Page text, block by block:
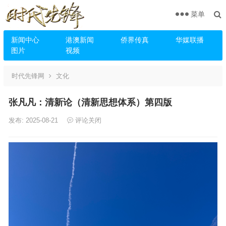
新闻中心 港澳新闻 侨界传真
华媒联播
图片
视频
菜单
时代先锋网 文化
张凡凡：清新论（清新思想体系）第四版
发布: 2025-08-21 评论关闭